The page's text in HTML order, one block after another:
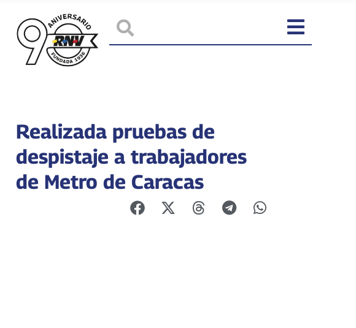
Realizada pruebas de
despistaje a trabajadores
de Metro de Caracas